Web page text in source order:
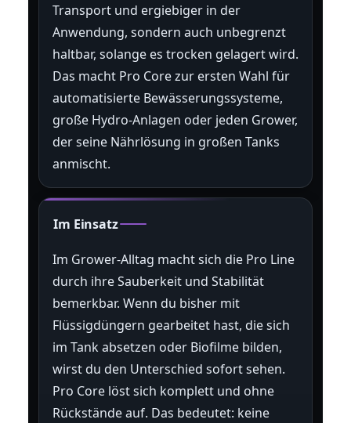
Transport und ergiebiger in der
Anwendung, sondern auch unbegrenzt
haltbar, solange es trocken gelagert wird.
Das macht Pro Core zur ersten Wahl für
automatisierte Bewässerungssysteme,
große Hydro-Anlagen oder jeden Grower,
der seine Nährlösung in großen Tanks
anmischt.
Im Einsatz
Im Grower-Alltag macht sich die Pro Line
durch ihre Sauberkeit und Stabilität
bemerkbar. Wenn du bisher mit
Flüssigdüngern gearbeitet hast, die sich
im Tank absetzen oder Biofilme bilden,
wirst du den Unterschied sofort sehen.
Pro Core löst sich komplett und ohne
Rückstände auf. Das bedeutet: keine